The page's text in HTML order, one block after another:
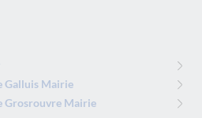
Galluis Mairie
Grosrouvre Mairie